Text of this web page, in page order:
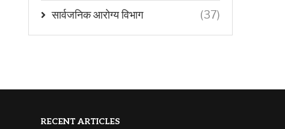
सार्वजनिक आरोग्य विभाग (37)
RECENT ARTICLES